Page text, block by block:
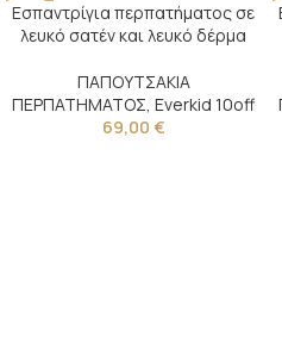
Εσπαντρίγια περπατήματος σε
λευκό σατέν και λευκό δέρμα
ΠΑΠΟΥΤΣΑΚΙΑ
ΠΕΡΠΑΤΗΜΑΤΟΣ, Everkid 10off
69,00 €